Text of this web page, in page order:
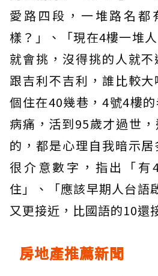
愛路四段，一堆路名都
樣？」、「現在4樓一堆
就會挑，沒得挑的人就
跟吉利不吉利，誰比較
個住在40幾巷，4號4樓
病痛，活到95歲才過世
的，都是心理自我暗示
很介意數字，指出「有
住」、「應該早期人台語
又更接近，比國語的10還
房地產推薦新聞